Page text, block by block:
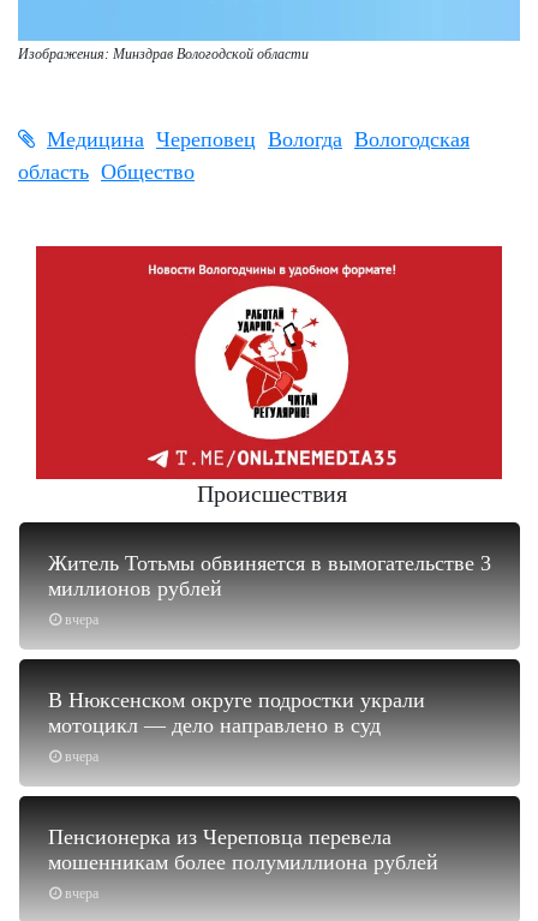
Изображения: Минздрав Вологодской области
Медицина Череповец Вологда Вологодская
область Общество
Происшествия
вчера
Житель Тотьмы обвиняется в вымогательстве 3
миллионов рублей
вчера
В Нюксенском округе подростки украли
мотоцикл — дело направлено в суд
вчера
Пенсионерка из Череповца перевела
мошенникам более полумиллиона рублей